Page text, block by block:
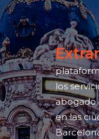
los
abogado
en las